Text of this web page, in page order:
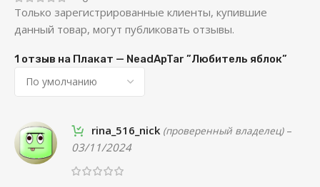
1 отзыв на Плакат — NeadApTar ”Любитель яблок”
rina_516_nick (проверенный владелец) –
03/11/2024
Только зарегистрированные клиенты, купившие
данный товар, могут публиковать отзывы.